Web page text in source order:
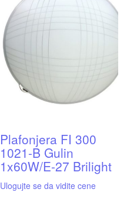
Plafonjera FI 300
1021-B Gulin
1x60W/E-27 Brilight
Ulogujte se da vidite cene